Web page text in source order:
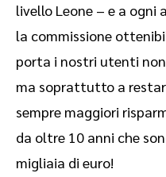
livello Leone – e a
la commissione
porta i nostri utenti
ma soprattutto a
sempre maggiori
da oltre 10 anni che
migliaia di euro!